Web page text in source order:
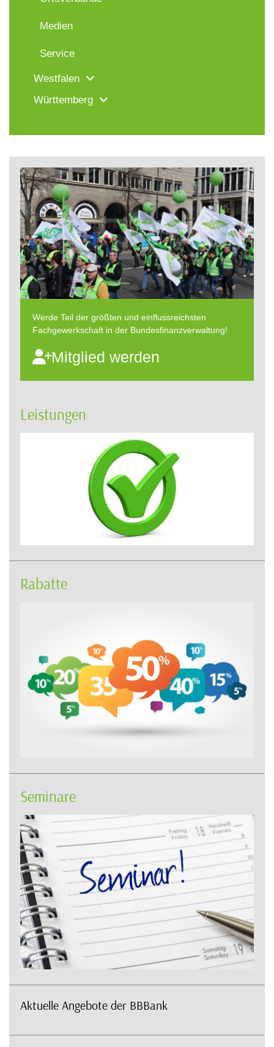
Medien
Service
Westfalen
Württemberg
Werde Teil der größten und einflussreichsten
Fachgewerkschaft in der Bundesfinanzverwaltung!
Mitglied werden
Leistungen
Rabatte
Seminare
Aktuelle Angebote der BBBank